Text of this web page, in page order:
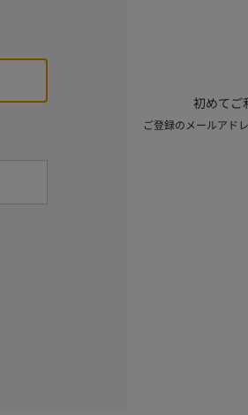
初めてご
ご登録のメールアド